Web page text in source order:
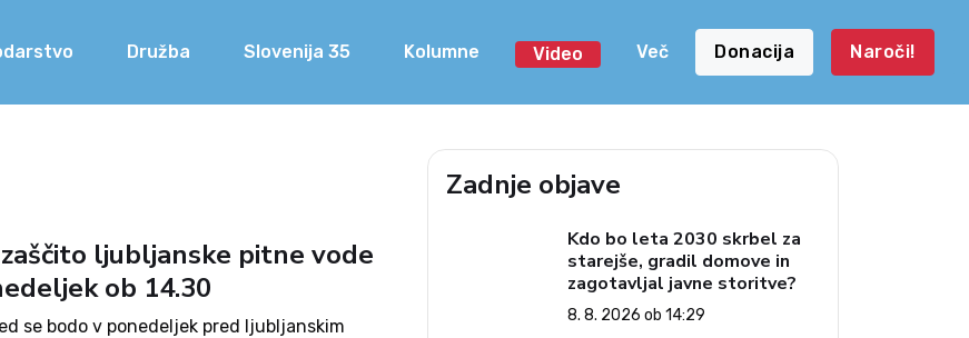
Družba Slovenija 35 Kolumne Video Več Donacija Naroči!
ljubljanske pitne vode
ob 14.30
se bodo v ponedeljek pred ljubljanskim
Zadnje objave
Kdo bo leta 2030 skrbel za
starejše, gradil domove in
zagotavljal javne storitve?
8. 8. 2026 ob 14:29